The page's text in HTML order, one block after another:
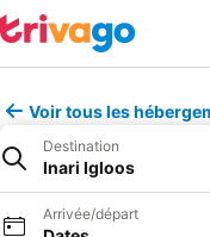
Voir tous les
Destination
Inari Igloos
Arrivée/départ